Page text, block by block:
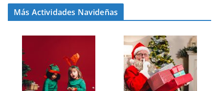
Más Actividades Navideñas